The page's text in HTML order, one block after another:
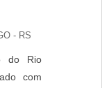
- RS
do Rio
com